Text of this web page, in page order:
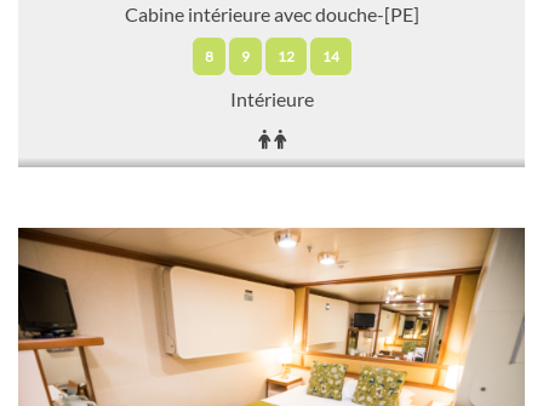
Cabine intérieure avec douche-[PE]
8 9 12 14
Intérieure
SÉLECTIONNER
DEMANDER
UNE OFFRE
Cabine intérieure avec douche-[PA]
11 12